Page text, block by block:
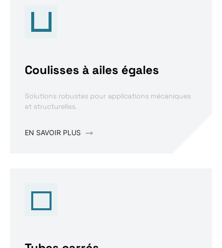
Coulisses à ailes égales
Solutions robustes pour applications mécaniques
et structurelles.
EN SAVOIR PLUS